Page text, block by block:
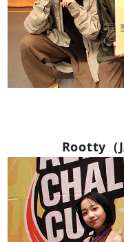
Rootty（